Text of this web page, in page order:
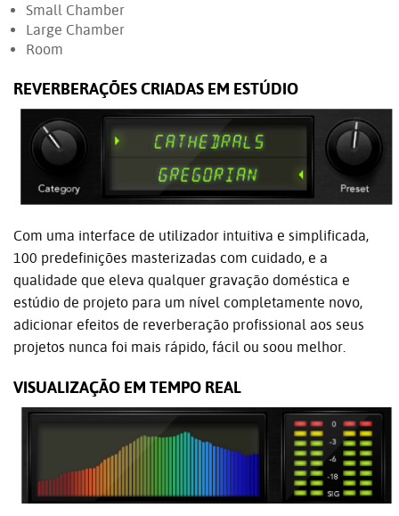
Small Chamber
Large Chamber
Room
REVERBERAÇÕES CRIADAS EM ESTÚDIO
Com uma interface de utilizador intuitiva e simplificada,
100 predefinições masterizadas com cuidado, e a
qualidade que eleva qualquer gravação doméstica e
estúdio de projeto para um nível completamente novo,
adicionar efeitos de reverberação profissional aos seus
projetos nunca foi mais rápido, fácil ou soou melhor.
VISUALIZAÇÃO EM TEMPO REAL